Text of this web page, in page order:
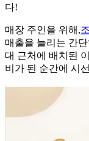
다!
매장 주인을 위해,
매출을 늘리는 간
대 근처에 배치된
비가 된 순간에 시